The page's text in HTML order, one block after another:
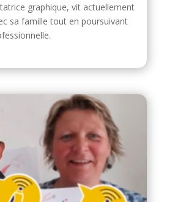
graphique, vit actuellement
sa famille tout en poursuivant